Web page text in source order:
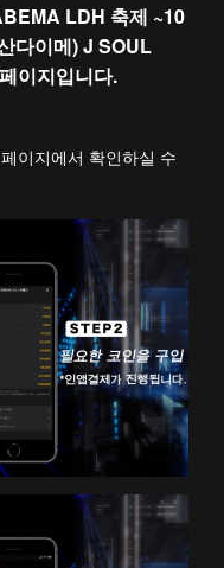
LDH 축제 ~10
다이메) J SOUL
이지입니다.
이지에서 확인하실 수